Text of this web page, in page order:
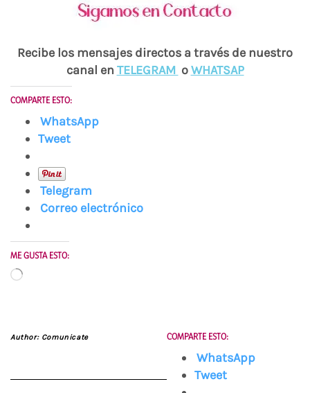
Recibe los mensajes directos a través de nuestro
canal en TELEGRAM oWHATSAP
COMPARTE ESTO:
WhatsApp
Tweet
Telegram
Correo electrónico
ME GUSTA ESTO:
Cargando...
Author: Comunicate COMPARTE ESTO:
WhatsApp
Tweet